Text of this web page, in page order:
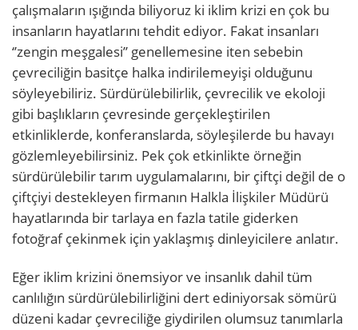
çalışmaların ışığında biliyoruz ki iklim krizi en çok bu
insanların hayatlarını tehdit ediyor. Fakat insanları
‘’zengin meşgalesi’’ genellemesine iten sebebin
çevreciliğin basitçe halka indirilemeyişi olduğunu
söyleyebiliriz. Sürdürülebilirlik, çevrecilik ve ekoloji
gibi başlıkların çevresinde gerçekleştirilen
etkinliklerde, konferanslarda, söyleşilerde bu havayı
gözlemleyebilirsiniz. Pek çok etkinlikte örneğin
sürdürülebilir tarım uygulamalarını, bir çiftçi değil de o
çiftçiyi destekleyen firmanın Halkla İlişkiler Müdürü
hayatlarında bir tarlaya en fazla tatile giderken
fotoğraf çekinmek için yaklaşmış dinleyicilere anlatır.
Eğer iklim krizini önemsiyor ve insanlık dahil tüm
canlılığın sürdürülebilirliğini dert ediniyorsak sömürü
düzeni kadar çevreciliğe giydirilen olumsuz tanımlarla